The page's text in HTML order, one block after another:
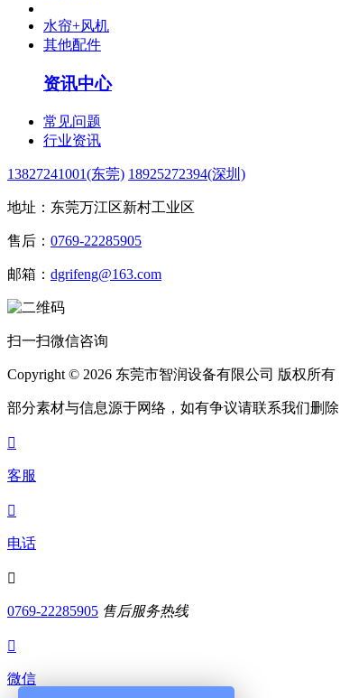
水帘+风机
其他配件
资讯中心
常见问题
行业资讯
13827241001(东莞) 18925272394(深圳)
地址：东莞万江区新村工业区
售后： 0769-22285905
邮箱： dgrifeng@163.com
扫一扫微信咨询
Copyright © 2026 东莞市智润设备有限公司 版权所有
部分素材与信息源于网络，如有争议请联系我们删除

客服

电话

0769-22285905 售后服务热线

微信